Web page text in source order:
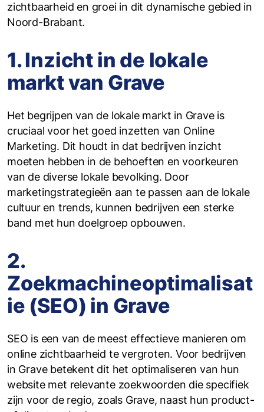
zichtbaarheid en groei in dit dynamische gebied in
Noord-Brabant.
1. Inzicht in de lokale
markt van Grave
Het begrijpen van de lokale markt in Grave is
cruciaal voor het goed inzetten van Online
Marketing. Dit houdt in dat bedrijven inzicht
moeten hebben in de behoeften en voorkeuren
van de diverse lokale bevolking. Door
marketingstrategieën aan te passen aan de lokale
cultuur en trends, kunnen bedrijven een sterke
band met hun doelgroep opbouwen.
2.
Zoekmachineoptimalisat
ie (SEO) in Grave
SEO is een van de meest effectieve manieren om
online zichtbaarheid te vergroten. Voor bedrijven
in Grave betekent dit het optimaliseren van hun
website met relevante zoekwoorden die specifiek
zijn voor de regio, zoals Grave, naast hun product-